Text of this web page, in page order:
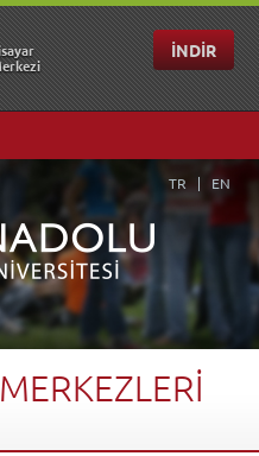
TR EN
MERKEZLERİ